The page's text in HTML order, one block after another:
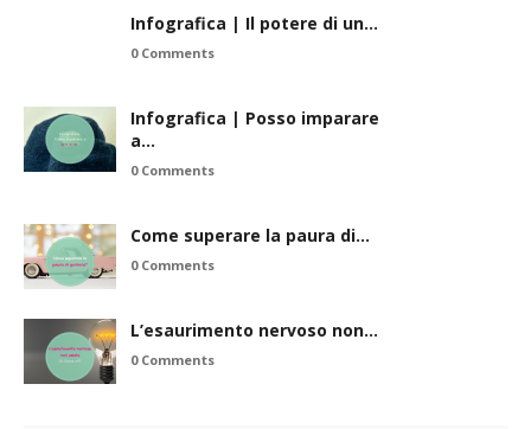
Infografica | Il potere di un…
0 Comments
Infografica | Posso imparare
a…
0 Comments
Come superare la paura di…
0 Comments
L’esaurimento nervoso non…
0 Comments